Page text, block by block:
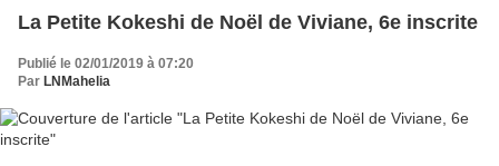
La Petite Kokeshi de Noël de Viviane, 6e inscrite
Publié le 02/01/2019 à 07:20
Par LNMahelia